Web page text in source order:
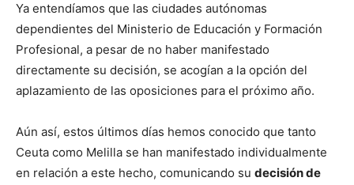
Ya entendíamos que las ciudades autónomas
dependientes del Ministerio de Educación y Formación
Profesional, a pesar de no haber manifestado
directamente su decisión, se acogían a la opción del
aplazamiento de las oposiciones para el próximo año.
Aún así, estos últimos días hemos conocido que tanto
Ceuta como Melilla se han manifestado individualmente
en relación a este hecho, comunicando su decisión de